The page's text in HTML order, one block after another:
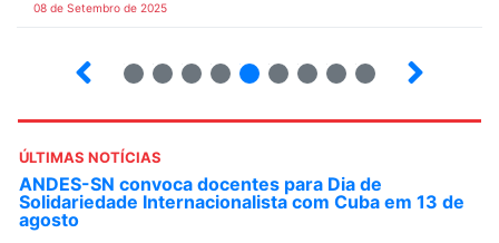
08 de Setembro de 2025
ÚLTIMAS NOTÍCIAS
ANDES-SN convoca docentes para Dia de
Solidariedade Internacionalista com Cuba em 13 de
agosto